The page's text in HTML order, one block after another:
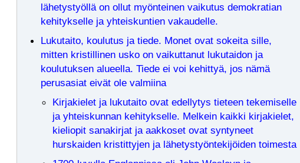
lähetystyöllä on ollut myönteinen vaikutus demokratian
kehitykselle ja yhteiskuntien vakaudelle.
Lukutaito, koulutus ja tiede. Monet ovat sokeita sille,
mitten kristillinen usko on vaikuttanut lukutaidon ja
koulutuksen alueella. Tiede ei voi kehittyä, jos nämä
perusasiat eivät ole valmiina
Kirjakielet ja lukutaito ovat edellytys tieteen tekemiselle
ja yhteiskunnan kehitykselle. Melkein kaikki kirjakielet,
kieliopit sanakirjat ja aakkoset ovat syntyneet
hurskaiden kristittyjen ja lähetystyöntekijöiden toimesta